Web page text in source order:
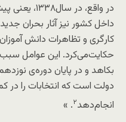
در واقع، در
داخل کشور نیز آثار بحران
کارگری و تظاهرات دانش
حکایت‌می‌کرد. این عوامل
بکاهد و در پایان دوره‌ی
دولت است که انتخابات را در
انجام‌دهد۲. »